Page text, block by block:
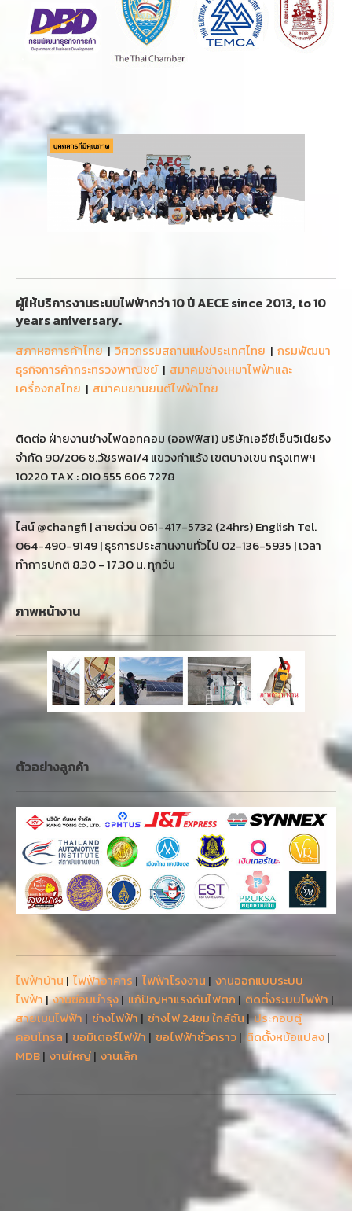
ผู้ให้บริการงานระบบไฟฟ้ากว่า 10 ปี AECE since 2013, to 10
years aniversary.
สภาหอการค้าไทย|วิศวกรรมสถานแห่งประเทศไทย | กรมพัฒนา
ธุรกิจการค้ากระทรวงพาณิชย์| สมาคมช่างเหมาไฟฟ้าและ
เครื่องกลไทย | สมาคมยานยนต์ไฟฟ้าไทย
ติดต่อ ฝ่ายงานช่างไฟดอทคอม (ออฟฟิส1) บริษัทเออีซีเอ็นจิเนียริง
จำกัด 90/206 ซ.วัชรพล1/4 แขวงท่าแร้ง เขตบางเขน กรุงเทพฯ
10220 TAX : 010 555 606 7278
ไลน์ @changfi | สายด่วน 061-417-5732 (24hrs) English Tel.
064-490-9149 | ธุรการประสานงานทั่วไป 02-136-5935 | เวลา
ทำการปกติ 8.30 - 17.30 น. ทุกวัน
ภาพหน้างาน
ตัวอย่างลูกค้า
ไฟฟ้าบ้าน | ไฟฟ้าอาคาร | ไฟฟ้าโรงงาน | งานออกแบบระบบ
ไฟฟ้า |งานซ่อมบำรุง| แก้ปัญหาแรงดันไฟตก | ติดตั้งระบบไฟฟ้า |
สายเมนไฟฟ้า | ช่างไฟฟ้า | ช่างไฟ 24ชม ใกล้ฉัน |ประกอบตู้
คอนโทรล | ขอมิเตอร์ไฟฟ้า | ขอไฟฟ้าชั่วคราว| ติดตั้งหม้อแปลง|
MDB| งานใหญ่| งานเล็ก